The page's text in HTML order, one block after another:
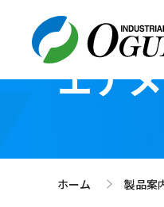
エナ
ホーム >
製品案